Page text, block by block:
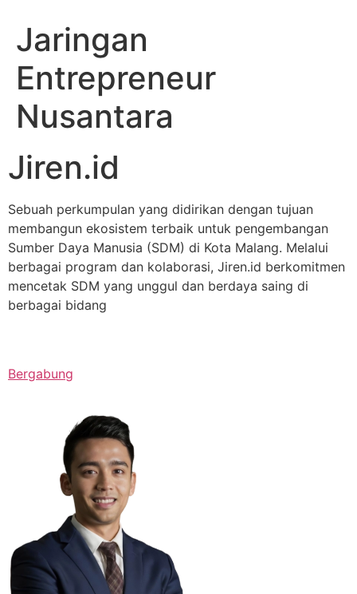
Jaringan
Entrepreneur
Nusantara
Jiren.id
Sebuah perkumpulan yang didirikan dengan tujuan
membangun ekosistem terbaik untuk pengembangan
Sumber Daya Manusia (SDM) di Kota Malang. Melalui
berbagai program dan kolaborasi, Jiren.id berkomitmen
mencetak SDM yang unggul dan berdaya saing di
berbagai bidang
Bergabung